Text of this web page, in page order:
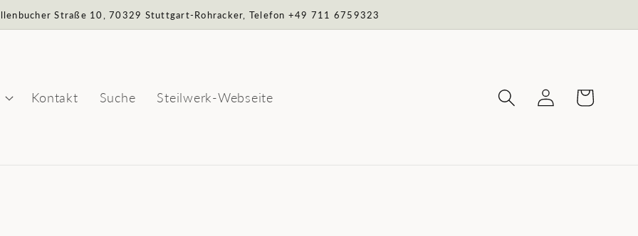
Straße 10, 70329 Stuttgart-Rohracker, Telefon +49 711 6759323
Kontakt Suche Steilwerk-Webseite EinloggenWarenkorb